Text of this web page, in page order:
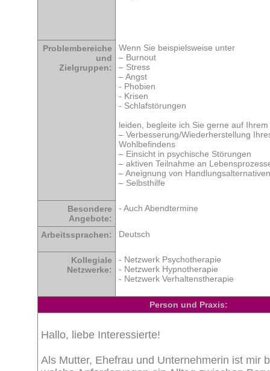
Problembereiche
und
Zielgruppen:
Wenn Sie beispielsweise unter
– Burnout
– Stress
– Angst
- Phobien
- Krisen
- Schlafstörungen
leiden, begleite ich Sie gerne auf
– Verbesserung/Wiederherstellung
Wohlbefindens
– Einsicht in psychische Störungen
– aktiven Teilnahme an
– Aneignung von
– Selbsthilfe
Besondere
Angebote:
- Auch Abendtermine
Arbeitssprachen: Deutsch
Kollegiale
Netzwerke:
- Netzwerk Psychotherapie
- Netzwerk Hypnotherapie
- Netzwerk Verhaltenstherapie
Person und Praxis:
Hallo, liebe Interessierte!
Als Mutter, Ehefrau und Unternehmerin ist mir